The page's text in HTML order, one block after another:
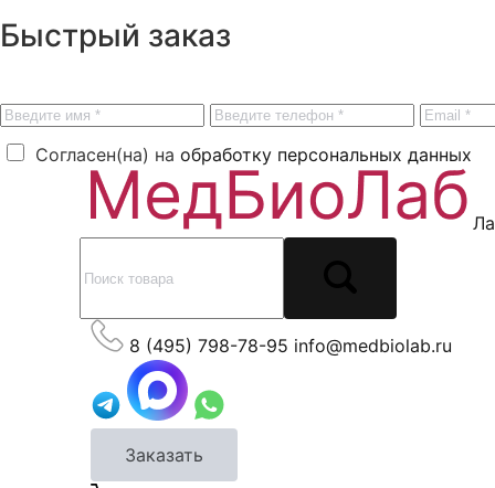
Быстрый заказ
Согласен(на) на обработку персональных данных
8 (495) 798-78-95 info@medbiolab.ru
Заказать